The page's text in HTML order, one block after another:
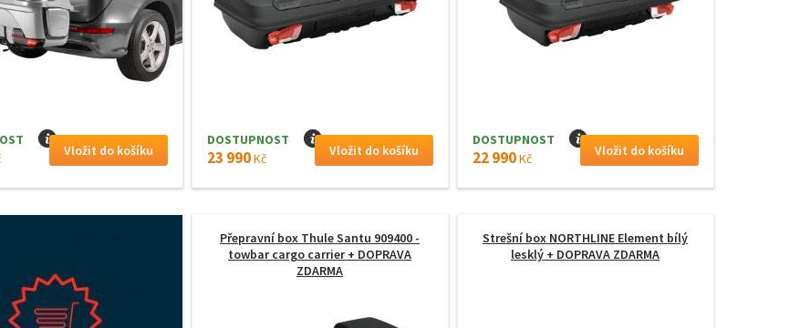
I DOSTUPNOST I
23 990Kč
DOSTUPNOST I
22 990Kč
Přepravní box Thule Santu 909400 -
towbar cargo carrier+ DOPRAVA
ZDARMA
Strešní box NORTHLINE Element bílý
lesklý + DOPRAVA ZDARMA